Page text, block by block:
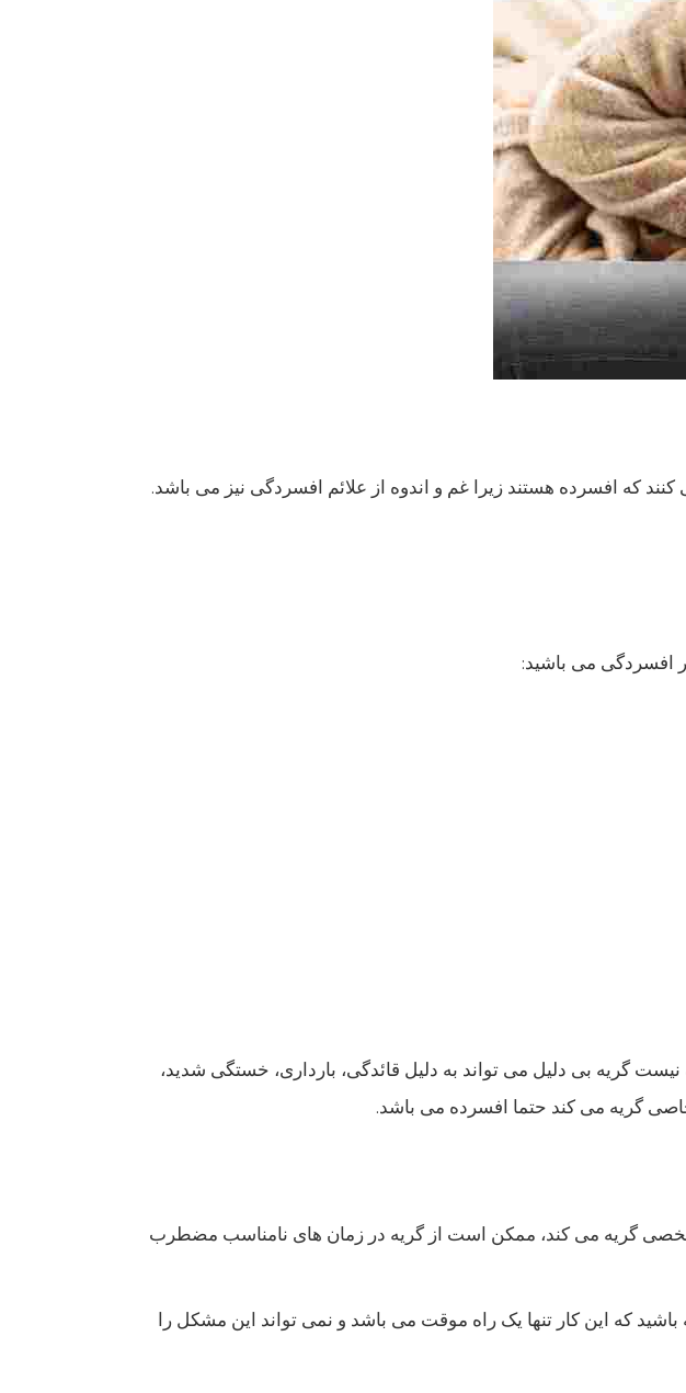
که افسرده هستند زیرا غم و اندوه از علائم افسردگی نیز می باشد.
افسردگی می باشید:
گریه بی دلیل می تواند به دلیل قائدگی، بارداری، خستگی شدید،
گریه می کند حتما افسرده می باشد.
گریه می کند، ممکن است از گریه در زمان های نامناسب مضطرب
که این کار تنها یک راه موقت می باشد و نمی تواند این مشکل را